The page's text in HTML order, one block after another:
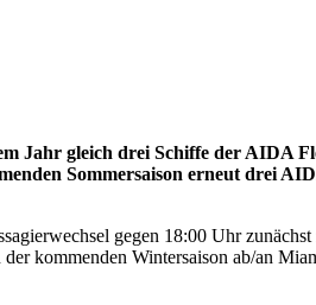
Jahr gleich drei Schiffe der AIDA
Sommersaison erneut drei
gegen 18:00 Uhr
kommenden Wintersaison ab/an